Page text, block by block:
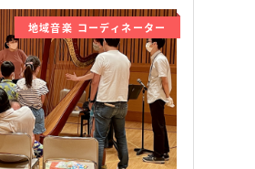
地域音楽 コーディネーター